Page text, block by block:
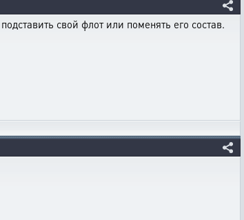
свой флот или поменять его состав.